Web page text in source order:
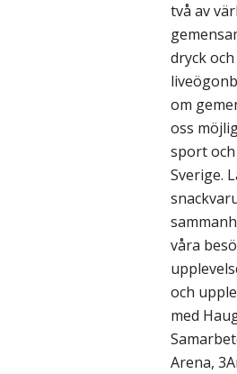
två av
dryck
om
oss
sport
Sverige.
våra
och
med
Arena,